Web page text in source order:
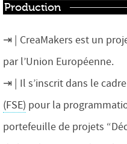
Production
CreaMakers est un
par l’Union Européenne.
Il s’inscrit dans le
(FSE) pour la
portefeuille de projets